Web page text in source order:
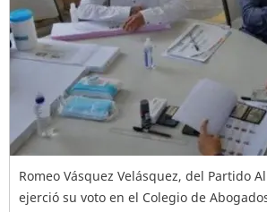
Romeo Vásquez Velásquez, del Partido
ejerció su voto en el Colegio de